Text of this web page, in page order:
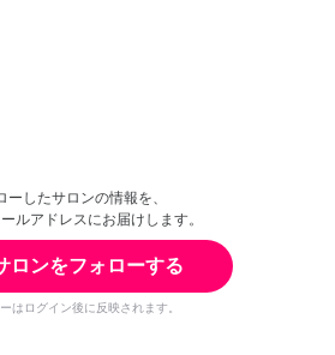
ーしたサロンの情報を、
ルアドレスにお届けします。
ロンをフォローする
はログイン後に反映されます。